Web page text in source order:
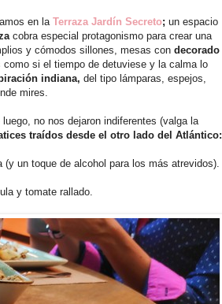
en la Terraza Jardín Secreto; un espacio
cobra especial protagonismo para crear una
y cómodos sillones, mesas con decorado
si el tiempo de detuviese y la calma lo
indiana, del tipo lámparas, espejos,
mires.
luego, no nos dejaron indiferentes (valga la
traídos desde el otro lado del Atlántico:
un toque de alcohol para los más atrevidos).
y tomate rallado.